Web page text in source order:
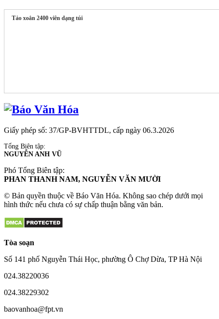
Tảo xoắn 2400 viên dạng túi
Giấy phép số: 37/GP-BVHTTDL, cấp ngày 06.3.2026
Tổng Biên tập:
NGUYỄN ANH VŨ
Phó Tổng Biên tập:
PHAN THANH NAM, NGUYỄN VĂN MƯỜI
© Bản quyền thuộc về Báo Văn Hóa. Không sao chép dưới mọi
hình thức nếu chưa có sự chấp thuận bằng văn bản.
Tòa soạn
Số 141 phố Nguyễn Thái Học, phường Ô Chợ Dừa, TP Hà Nội
024.38220036
024.38229302
baovanhoa@fpt.vn